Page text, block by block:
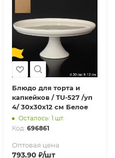
Блюдо для торта и
капкейков / TU-527 /уп
4/ 30х30х12 см Белое
Осталось: 1 шт.
Код: 696861
Оптовая цена
793.90 ₽/шт